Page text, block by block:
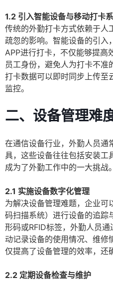
1.2 引入智能设备与移动打卡
传统的外勤打卡方式依赖于人
疏忽的影响。智能设备的引入
APP进行打卡，不仅能够提高
员工身份，避免人为打卡不准
打卡数据可以即时同步上传至
监控。
二、设备管理难
在通信设备行业，外勤人员通
具，这些设备往往包括安装工
成为了外勤工作中的一大挑战。
2.1 实施设备数字化管理
为解决设备管理难题，企业可
码扫描系统）进行设备的追踪
形码或RFID标签，外勤人员
动记录设备的使用情况、维修
仅提高了设备管理的效率，还
2.2 定期设备检查与维护